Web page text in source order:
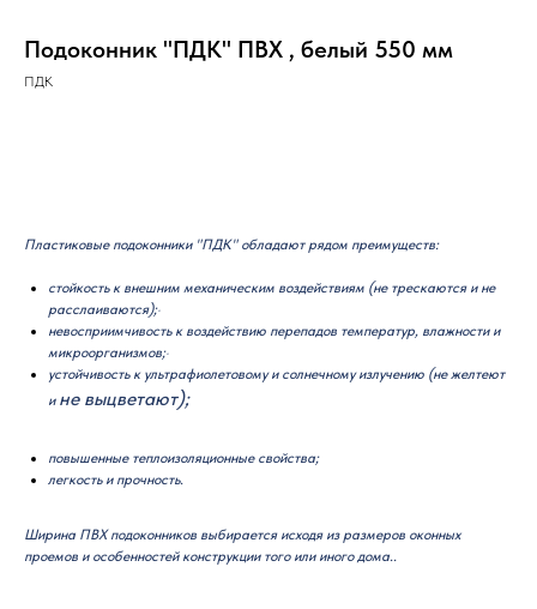
Подоконник "ПДК" ПВХ , белый 550 мм
ПДК
Пластиковые подоконники "ПДК" обладают рядом преимуществ:
стойкость к внешним механическим воздействиям (не трескаются и не
расслаиваются);·
невосприимчивость к воздействию перепадов температур, влажности и
микроорганизмов;·
устойчивость к ультрафиолетовому и солнечному излучению (не желтеют
и не выцветают);
повышенные теплоизоляционные свойства;
легкость и прочность.
Ширина ПВХ подоконников выбирается исходя из размеров оконных
проемов и особенностей конструкции того или иного дома..